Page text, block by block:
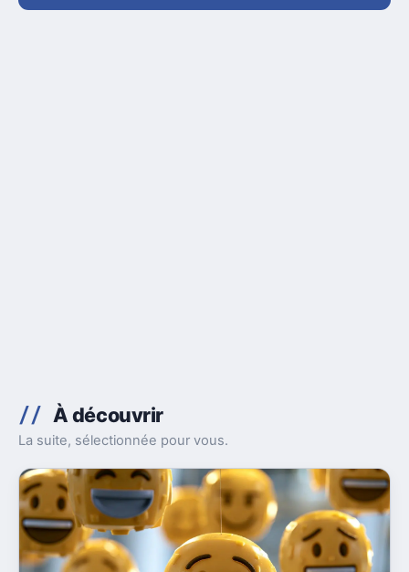
À découvrir
La suite, sélectionnée pour vous.